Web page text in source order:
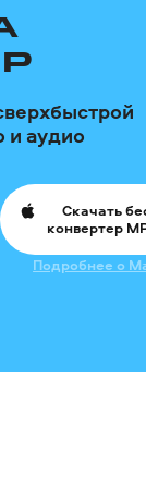
и аудио
Скачать
конвертер
Подробнее о